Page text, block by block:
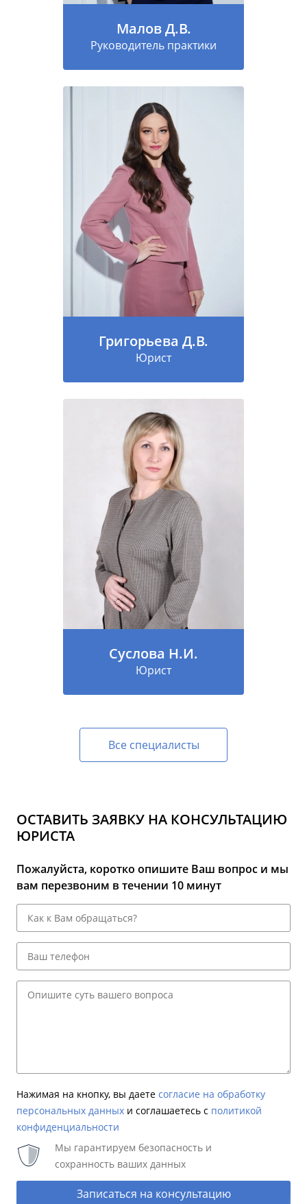
Малов Д.В.
Руководитель практики
Григорьева Д.В.
Юрист
Суслова Н.И.
Юрист
Все специалисты
ОСТАВИТЬ ЗАЯВКУ НА КОНСУЛЬТАЦИЮ
ЮРИСТА
Пожалуйста, коротко опишите Ваш вопрос и мы
вам перезвоним в течении 10 минут
Нажимая на кнопку, вы даете согласие на обработку
персональных данных и соглашаетесь c политикой
конфиденциальности
Мы гарантируем безопасность и
сохранность ваших данных
Записаться на консультацию